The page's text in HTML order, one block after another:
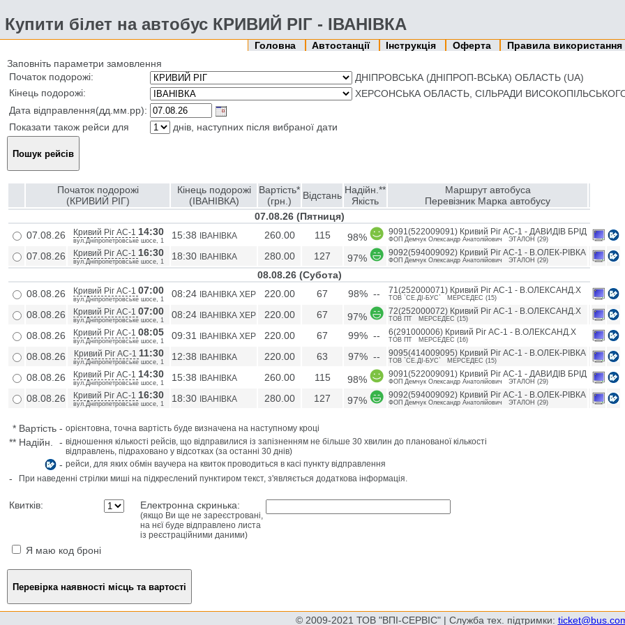
Купити білет на автобус КРИВИЙ РІГ - ІВАНІВКА
Головна Автостанції Інструкція Оферта
Правила використання
Заповніть параметри замовлення
Початок подорожі:
ДНІПРОВСЬКА (ДНІПРОП-ВСЬКА) ОБЛАСТЬ (UA)
Кінець подорожі:
ХЕРСОНСЬКА ОБЛАСТЬ, СІЛЬРАДИ ВИСОКОПІЛЬСЬКОГО
Дата відправлення(дд.мм.рр):
Показати також рейси для
днів, наступних після вибраної дати
Початок подорожі
(КРИВИЙ РІГ)
Кінець подорожі
(ІВАНІВКА)
Вартість*
(грн.)
Відстань Надійн.**
Якість
Маршрут автобуса
Перевізник Марка автобусу
07.08.26 (Пятниця)
07.08.26
Кривий Ріг АС-1 14:30
вул.Дніпропетровське шосе, 1 15:38 IВАНIВКА 260.00 115 98% 9091(522009091) Кривий Ріг АС-1 - ДАВИДIВ БРIД
ФОП Демчук Олександр Анатолiйович ЭТАЛОН (29)
07.08.26 Кривий Ріг АС-1 16:30
вул.Дніпропетровське шосе, 1 18:30 IВАНIВКА 280.00 127 97% 9092(594009092) Кривий Ріг АС-1 - В.ОЛЕК-РIВКА
ФОП Демчук Олександр Анатолiйович ЭТАЛОН (29)
08.08.26 (Субота)
08.08.26
Кривий Ріг АС-1 07:00
вул.Дніпропетровське шосе, 1 08:24 IВАНIВКА ХЕР 220.00 67 98% -- 71(252000071) Кривий Ріг АС-1 - В.ОЛЕКСАНД.Х
ТОВ `СЕ.ДI-БУС` МЕРСЕДЕС (15)
08.08.26 Кривий Ріг АС-1 07:00
вул.Дніпропетровське шосе, 1 08:24 IВАНIВКА ХЕР 220.00 67 97% 72(252000072) Кривий Ріг АС-1 - В.ОЛЕКСАНД.Х
ТОВ ПТ МЕРСЕДЕС (15)
08.08.26 Кривий Ріг АС-1 08:05
вул.Дніпропетровське шосе, 1 09:31 IВАНIВКА ХЕР 220.00 67 99% -- 6(291000006) Кривий Ріг АС-1 - В.ОЛЕКСАНД.Х
ТОВ ПТ МЕРСЕДЕС (16)
08.08.26 Кривий Ріг АС-1 11:30
вул.Дніпропетровське шосе, 1 12:38 IВАНIВКА 220.00 63 97% -- 9095(414009095) Кривий Ріг АС-1 - В.ОЛЕК-РIВКА
ТОВ `СЕ.ДI-БУС` МЕРСЕДЕС (15)
08.08.26 Кривий Ріг АС-1 14:30
вул.Дніпропетровське шосе, 1 15:38 IВАНIВКА 260.00 115 98% 9091(522009091) Кривий Ріг АС-1 - ДАВИДIВ БРIД
ФОП Демчук Олександр Анатолiйович ЭТАЛОН (29)
08.08.26 Кривий Ріг АС-1 16:30
вул.Дніпропетровське шосе, 1 18:30 IВАНIВКА 280.00 127 97% 9092(594009092) Кривий Ріг АС-1 - В.ОЛЕК-РIВКА
ФОП Демчук Олександр Анатолiйович ЭТАЛОН (29)
* Вартість - орієнтовна, точна вартість буде визначена на наступному кроці
** Надійн. - відношення кількості рейсів, що відправилися із запізненням не більше 30 хвилин до планованої кількості
відправлень, підраховано у відсотках (за останні 30 днів)
- рейси, для яких обмін ваучера на квиток проводиться в касі пункту відправлення
- При наведенні стрілки миші на підкреслений пунктиром текст, з'являється додаткова інформація.
Квитків: Електронна скринька:
(якщо Ви ще не зареєстровані,
на нєї буде відправлено листа
із реєстраційними даними)
Я маю код броні
© 2009-2021 ТОВ "ВПІ-СЕРВІС" | Служба тех. підтримки: